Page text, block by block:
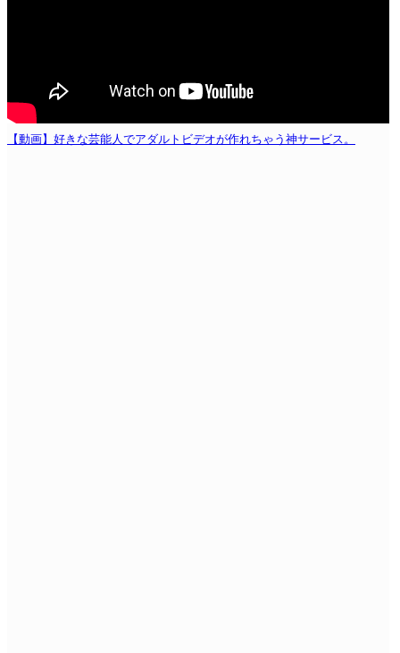
【動画】好きな芸能人でアダルトビデオが作れちゃう神サービス。